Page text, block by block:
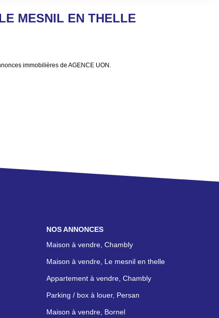
MESNIL EN THELLE
immobilières de AGENCE UON.
NOS ANNONCES
Maison à vendre, Chambly
Maison à vendre, Le mesnil en thelle
Appartement à vendre, Chambly
Parking / box à louer, Persan
Maison à vendre, Bornel